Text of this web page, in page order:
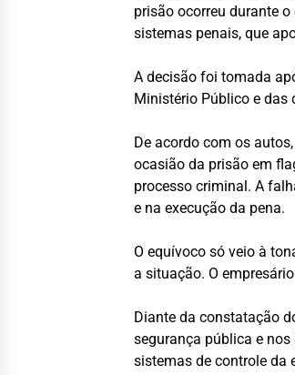
prisão ocorreu durante
sistemas penais, que
A decisão foi tomada
Ministério Público e das
De acordo com os
ocasião da prisão em
processo criminal. A
e na execução da pena.
O equívoco só veio à
a situação. O
Diante da constatação
segurança pública e
sistemas de controle da